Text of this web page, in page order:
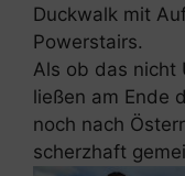
Duckwalk mit
Powerstairs.
Als ob das nicht
ließen am Ende
noch nach
scherzhaft